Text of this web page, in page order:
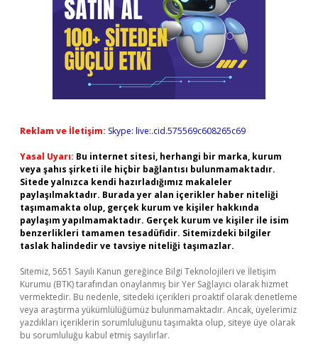
Reklam ve İletişim: Skype: live:.cid.575569c608265c69
Yasal Uyarı: Bu internet sitesi, herhangi bir marka, kurum
veya şahıs şirketi ile hiçbir bağlantısı bulunmamaktadır.
Sitede yalnızca kendi hazırladığımız makaleler
paylaşılmaktadır. Burada yer alan içerikler haber niteliği
taşımamakta olup, gerçek kurum ve kişiler hakkında
paylaşım yapılmamaktadır. Gerçek kurum ve kişiler ile isim
benzerlikleri tamamen tesadüfidir. Sitemizdeki bilgiler
taslak halindedir ve tavsiye niteliği taşımazlar.
Sitemiz, 5651 Sayılı Kanun gereğince Bilgi Teknolojileri ve İletişim
Kurumu (BTK) tarafından onaylanmış bir Yer Sağlayıcı olarak hizmet
vermektedir. Bu nedenle, sitedeki içerikleri proaktif olarak denetleme
veya araştırma yükümlülüğümüz bulunmamaktadır. Ancak, üyelerimiz
yazdıkları içeriklerin sorumluluğunu taşımakta olup, siteye üye olarak
bu sorumluluğu kabul etmiş sayılırlar.